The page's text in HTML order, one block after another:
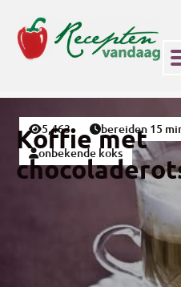
5,463
bereiden 15
onbekende koks
Koffie met